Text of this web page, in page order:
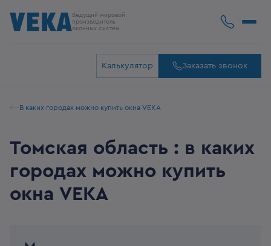
Ведущий мировой
производитель
оконных систем
Калькулятор Заказать звонок
В каких городах можно купить окна VEKA
Томская область : в каких
городах можно купить
окна VEKA